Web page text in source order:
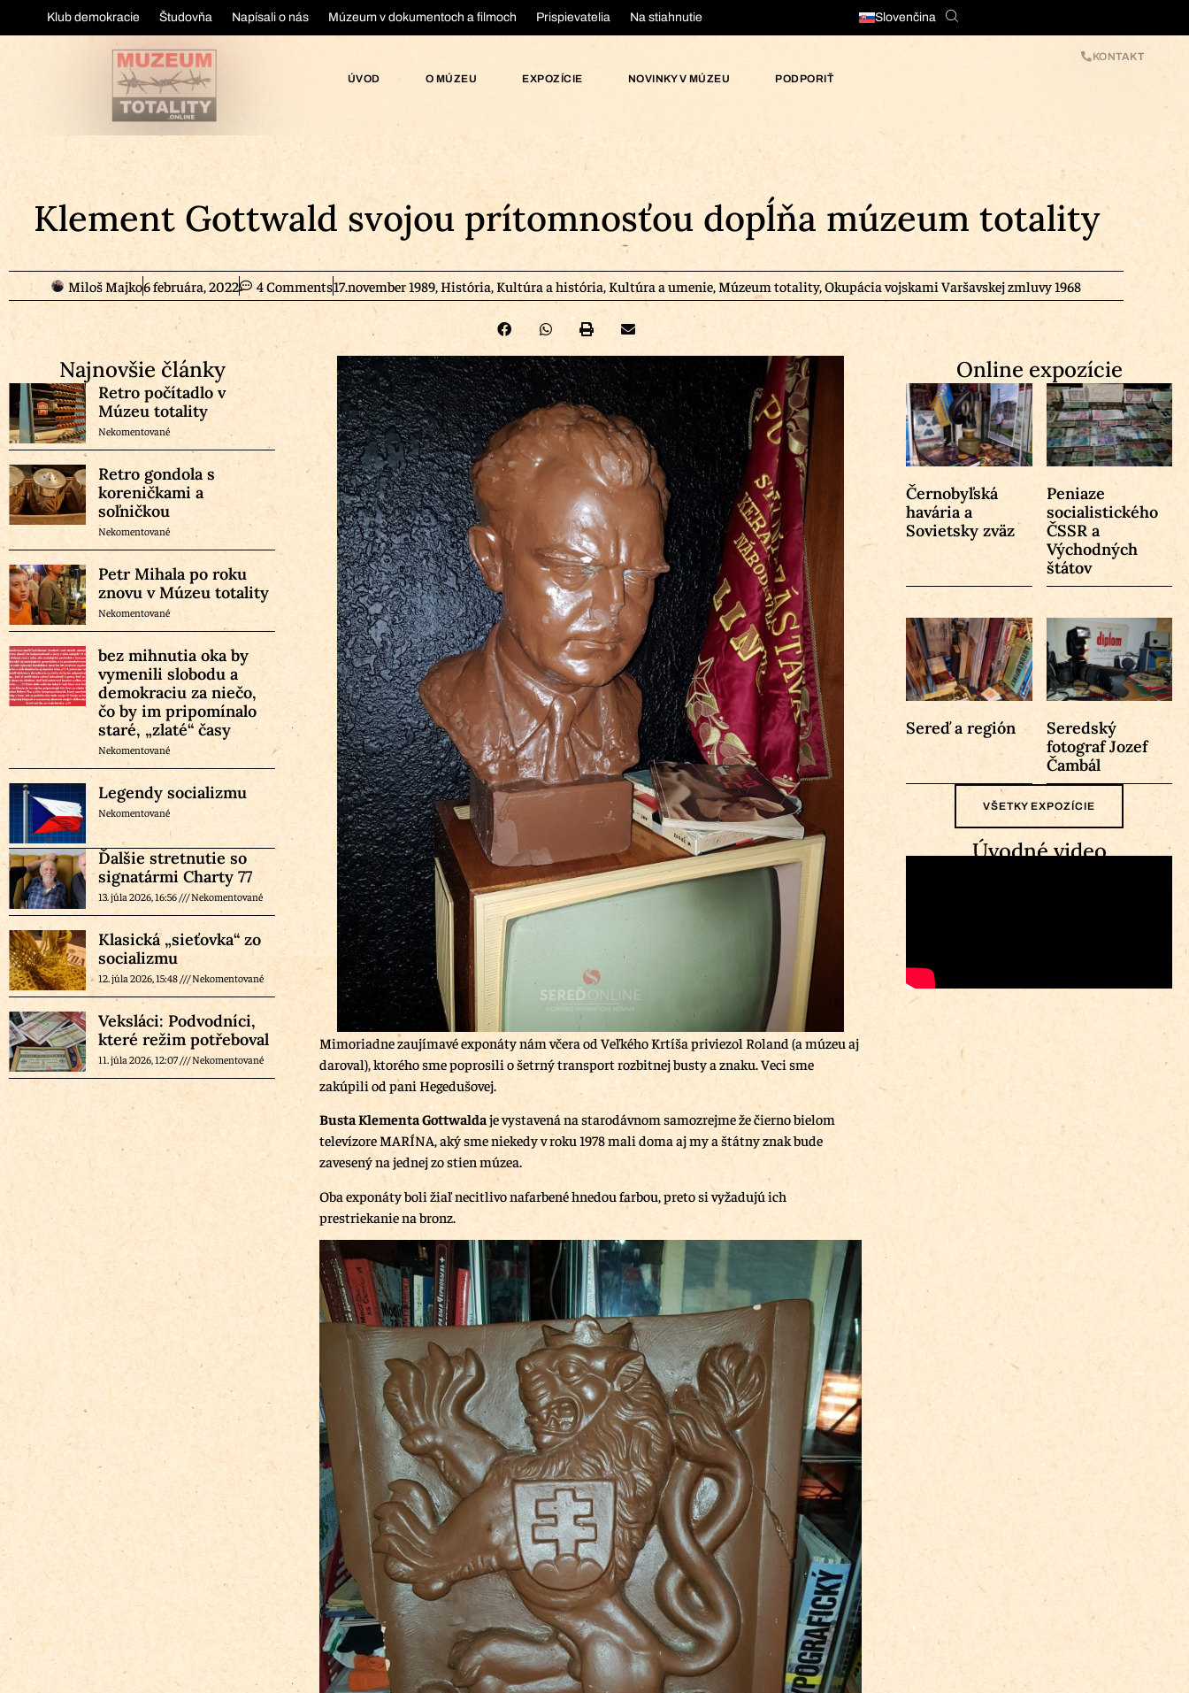
Klub demokracie Študovňa Napísali o nás Múzeum v dokumentoch a filmoch Prispievatelia Na stiahnutie Slovenčina
ÚVOD O MÚZEU EXPOZÍCIE NOVINKY V MÚZEU PODPORIŤ
KONTAKT
Klement Gottwald svojou prítomnosťou dopĺňa múzeum totality
Miloš Majko6 februára, 2022 4 Comments17.november 1989 História Kultúra a história Kultúra a umenie Múzeum totality, Okupácia vojskami Varšavskej zmluvy 1968
Najnovšie články
Retro počítadlo v
Múzeu totality
Nekomentované
Retro gondola s
koreničkami a
soľničkou
Nekomentované
Petr Mihala po roku
znovu v Múzeu totality
Nekomentované
bez mihnutia oka by
vymenili slobodu a
demokraciu za niečo,
čo by im pripomínalo
staré, „zlaté“ časy
Nekomentované
Legendy socializmu
Nekomentované
Ďalšie stretnutie so
signatármi Charty 77
13. júla 2026, 16:56 Nekomentované
Klasická „sieťovka“ zo
socializmu
12. júla 2026, 15:48 Nekomentované
Veksláci: Podvodníci,
které režim potřeboval
11. júla 2026, 12:07 Nekomentované
Mimoriadne zaujímavé exponáty nám včera od Veľkého Krtíša priviezol Roland (a múzeu aj
daroval), ktorého sme poprosili o šetrný transport rozbitnej busty a znaku. Veci sme
zakúpili od pani Hegedušovej.
Busta Klementa Gottwaldaje vystavená na starodávnom samozrejme že čierno bielom
televízore MARÍNA, aký sme niekedy v roku 1978 mali doma aj my a štátny znak bude
zavesený na jednej zo stien múzea.
Oba exponáty boli žiaľ necitlivo nafarbené hnedou farbou, preto si vyžadujú ich
prestriekanie na bronz.
Online expozície
Černobyľská
havária a
Sovietsky zväz
Peniaze
socialistického
ČSSR a
Východných
štátov
Sereď a región
Seredský
fotograf Jozef
Čambál
VŠETKY EXPOZÍCIE
Úvodné video